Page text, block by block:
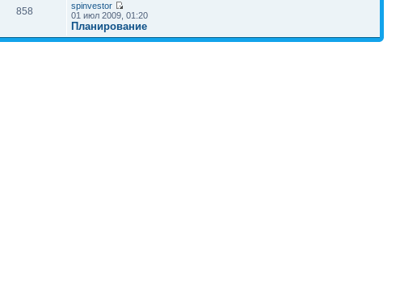
858
spinvestor
01 июл 2009, 01:20
Планирование